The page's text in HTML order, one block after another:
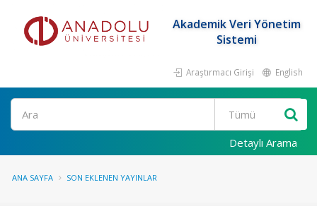
Akademik Veri Yönetim
Sistemi
Araştırmacı Girişi English
Ara
Detaylı Arama
ANA SAYFA SON EKLENEN YAYINLAR